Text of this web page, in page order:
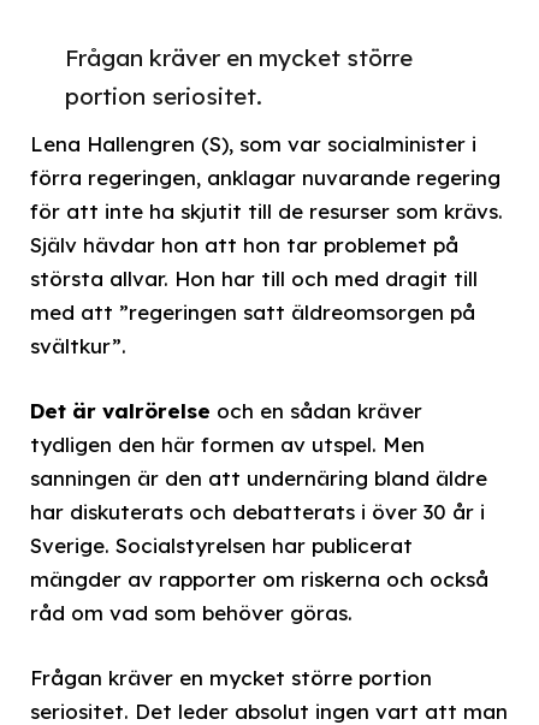
Frågan kräver en mycket större
portion seriositet.
Lena Hallengren (S), som var socialminister i
förra regeringen, anklagar nuvarande regering
för att inte ha skjutit till de resurser som krävs.
Själv hävdar hon att hon tar problemet på
största allvar. Hon har till och med dragit till
med att ”regeringen satt äldreomsorgen på
svältkur”.
Det är valrörelse och en sådan kräver
tydligen den här formen av utspel. Men
sanningen är den att undernäring bland äldre
har diskuterats och debatterats i över 30 år i
Sverige. Socialstyrelsen har publicerat
mängder av rapporter om riskerna och också
råd om vad som behöver göras.
Frågan kräver en mycket större portion
seriositet. Det leder absolut ingen vart att man